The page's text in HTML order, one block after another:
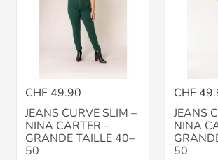
CHF 49.90
JEANS CURVE SLIM –
NINA CARTER –
GRANDE TAILLE 40–
50
CHF
JEANS
NINA
50